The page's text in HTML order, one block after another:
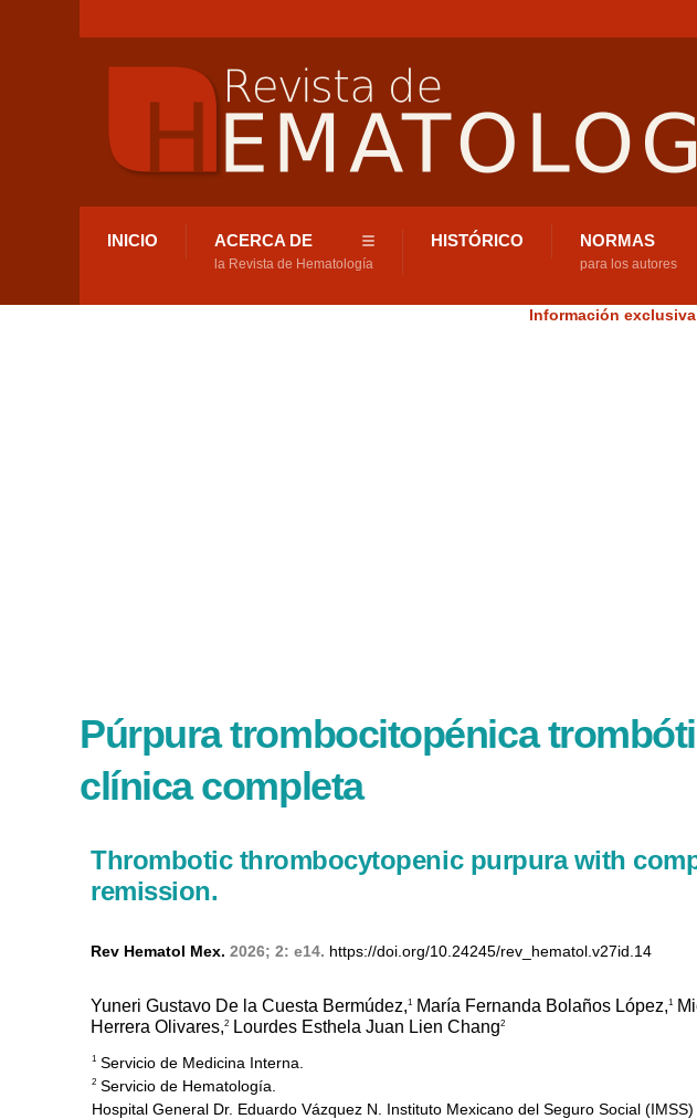
INICIO ACERCA DE
la Revista de Hematología
HISTÓRICO NORMAS
para los autores
Información
Púrpura trombocitopénica
clínica completa
Thrombotic thrombocytopenic purpura with
remission.
Rev Hematol Mex. 2026; 2: e14. https://doi.org/10.24245/rev_hematol.v27id.14
Yuneri Gustavo De la Cuesta Bermúdez,1 María Fernanda Bolaños López,1
Herrera Olivares,2 Lourdes Esthela Juan Lien Chang2
1 Servicio de Medicina Interna.
2 Servicio de Hematología.
Hospital General Dr. Eduardo Vázquez N. Instituto Mexicano del Seguro Social